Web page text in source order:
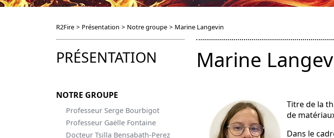
R2Fire > Présentation > Notre groupe > Marine Langevin
PRÉSENTATION
NOTRE GROUPE
Professeur Serge Bourbigot
Professeur Gaëlle Fontaine
Docteur Tsilla Bensabath-Perez
Marine
Titre de la
de
Dans le